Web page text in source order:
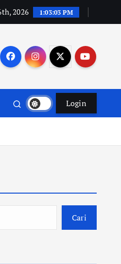
2026 1:03:03 PM
Login
Cari